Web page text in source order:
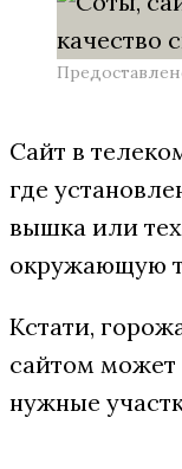
Сайт в
где
вышка или
окружающую
Кстати,
сайтом может
нужные